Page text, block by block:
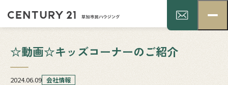
☆動画☆キッズコーナーのご紹介
2024.06.09 会社情報